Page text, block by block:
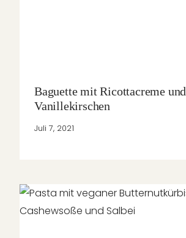
Baguette mit Ricottacreme und
Vanillekirschen
Juli 7, 2021